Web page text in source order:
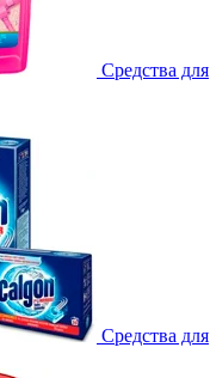
Средства для
Средства для